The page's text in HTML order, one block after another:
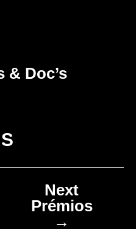
& Doc’s
Next
Prémios
→